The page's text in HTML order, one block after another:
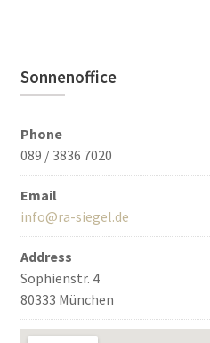
Sonnenoffice
Phone
089 / 3836 7020
Email
info@ra-siegel.de
Address
Sophienstr. 4
80333 München